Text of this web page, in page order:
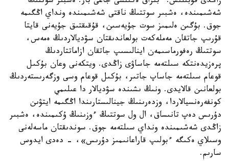
شەشىمىندە، ەشبىر سوتتىڭ ناقتى شەشىمىندە ونداي اڭگىمە
جوق. بۇگىن ەلىمىز سوت جۇيەسىن، قۇقىقتىق جۇيەنى قايتا
قۇرىپ جاتقان مەملەكەت بولعاندىقتان سۋديالاردىڭ ەمەس،
سوتتىڭ رەفورماسىمەن اينالىسىپ جاتقان ازاماتتاردىڭ
پرەزيدەنتكە سىلتەمە جاساۋى زاڭدى. ويتكەنى وعان بۇكىل
قوعام سىلتەمە جاساپ جاتىر، بۇكىل قوعام وسى وزگەرىستەردىڭ
بولعانىن قالايدى. ونىڭ ىشىندە سۋديالار دا عىلىمي
كونفەرەنسيالاردا، وزدەرىنىڭ جينالىستارىندا اڭگىمە ايتۋىن
دۇرىس دەپ تانىساق، ال ول سوتتىڭ ءوزىنىڭ ۇكىمىندە، ەشبىر
زاڭدى شەشىمىندە ونداي سىلتەمە جوق. سوندىقتان ماسەلەنى
وسىلاي ەكىگە ءبولىپ قاراعانىمىز دۇرىس»، - دەدى ايدوس
سارىم.